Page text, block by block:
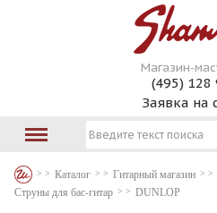
Магазин-
(495) 128
Заявка на
Каталог Гитарный магазин
Струны для бас-гитар
DUNLOP